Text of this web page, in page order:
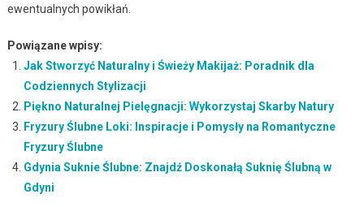
ewentualnych powikłań.
Powiązane wpisy:
Jak Stworzyć Naturalny i Świeży Makijaż: Poradnik dla
Codziennych Stylizacji
Piękno Naturalnej Pielęgnacji: Wykorzystaj Skarby Natury
Fryzury Ślubne Loki: Inspiracje i Pomysły na Romantyczne
Fryzury Ślubne
Gdynia Suknie Ślubne: Znajdź Doskonałą Suknię Ślubną w
Gdyni